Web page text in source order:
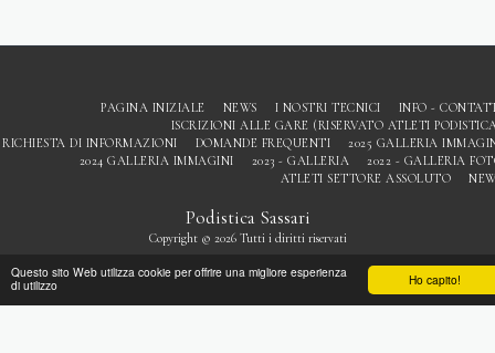
Ho capito!
Questo sito Web utilizza cookie per offrire una migliore esperienza
di utilizzo
Podistica Sassari
Copyright © 2026 Tutti i diritti riservati
PAGINA INIZIALE NEWS I NOSTRI TECNICI
INFO -
ISCRIZIONI ALLE GARE (RISERVATO ATLETI
RICHIESTA DI INFORMAZIONI
DOMANDE FREQUENTI
2025 GALLERIA
2024 GALLERIA IMMAGINI
2023 - GALLERIA
2022 - GALLERIA
ATLETI SETTORE ASSOLUTO